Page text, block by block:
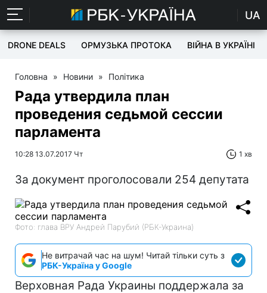
UA
DRONE DEALS ОРМУЗЬКА ПРОТОКА ВІЙНА В УКРАЇНІ
Головна » Новини » Політика
Рада утвердила план
проведения седьмой сессии
парламента
10:28 13.07.2017 Чт 1 хв
За документ проголосовали 254 депутата
Фото: глава ВРУ Андрей Парубий (РБК-Украина)
Не витрачай час на шум! Читай тільки суть з
РБК-Україна у Google
Верховная Рада Украины поддержала за